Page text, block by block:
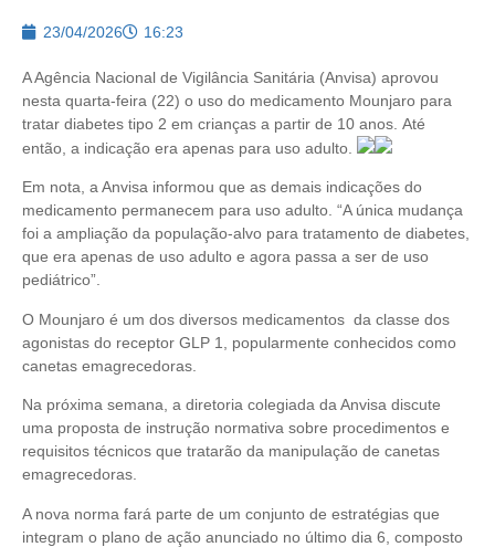
23/04/2026 16:23
A Agência Nacional de Vigilância Sanitária (Anvisa) aprovou
nesta quarta-feira (22) o uso do medicamento Mounjaro para
tratar diabetes tipo 2 em crianças a partir de 10 anos. Até
então, a indicação era apenas para uso adulto.
Em nota, a Anvisa informou que as demais indicações do
medicamento permanecem para uso adulto. “A única mudança
foi a ampliação da população-alvo para tratamento de diabetes,
que era apenas de uso adulto e agora passa a ser de uso
pediátrico”.
O Mounjaro é um dos diversos medicamentos da classe dos
agonistas do receptor GLP 1, popularmente conhecidos como
canetas emagrecedoras.
Na próxima semana, a diretoria colegiada da Anvisa discute
uma proposta de instrução normativa sobre procedimentos e
requisitos técnicos que tratarão da manipulação de canetas
emagrecedoras.
A nova norma fará parte de um conjunto de estratégias que
integram o plano de ação anunciado no último dia 6, composto